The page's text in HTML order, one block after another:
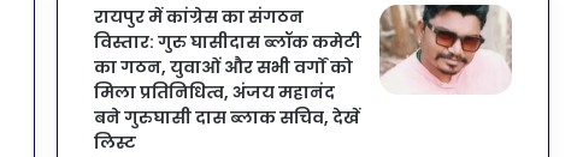
रायपुर में कांग्रेस का संगठन
विस्तार: गुरु घासीदास ब्लॉक कमेटी
का गठन, युवाओं और सभी वर्गों को
मिला प्रतिनिधित्व, अंजय महानंद
बने गुरुघासी दास ब्लाक सचिव, देखें
लिस्ट